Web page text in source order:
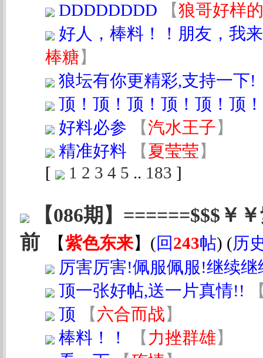
DDDDDDDD
【狼哥好样的
好人，棒料！！朋友，我
棒糖】
狼坛有你更精彩,支持一下!
顶！顶！顶！顶！顶！顶
好料必参
【汽水王子】
精准好料
【夏莹莹】
[
1 2 3 4 5 .. 183 ]
【086期】======$$$￥
前
【紫色东来】 (回243帖) (历
厉害厉害!佩服佩服!继续
顶一张好帖,送一片真情!!
顶
【六合而战】
棒料！！
【 力挫群雄】